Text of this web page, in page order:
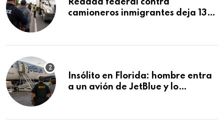
Redada federal contra
camioneros inmigrantes deja 137
Insólito en Florida: hombre entra
a un avión de JetBlue y lo